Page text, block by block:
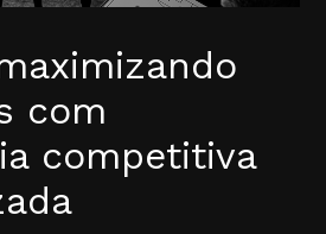
com
competitiva